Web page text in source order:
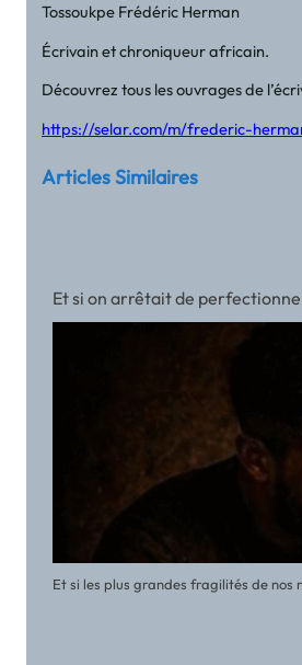
Tossoukpe Frédéric Herman
Écrivain et chroniqueur africain.
Découvrez tous les ouvrages de
https://selar.com/m/frederic-
Articles Similaires
Et si on arrêtait de
Et si les plus grandes fragilités de nos